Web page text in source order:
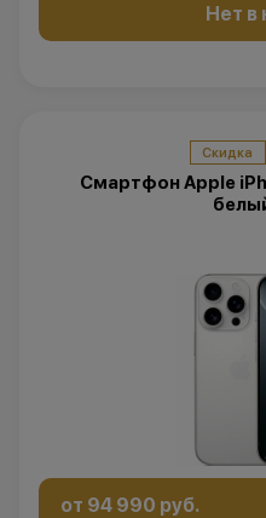
Нет в
Скидка
Смартфон Apple
от 94 990 руб.